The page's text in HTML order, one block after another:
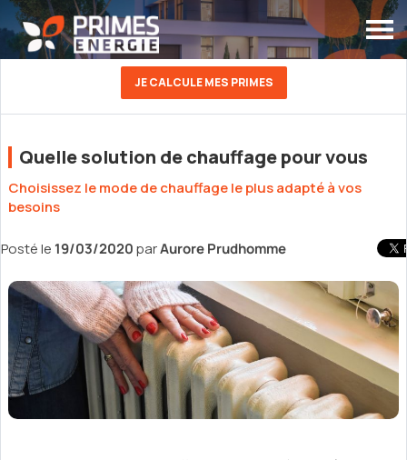
JE CALCULE MES PRIMES
Quelle solution de chauffage pour vous
Choisissez le mode de chauffage le plus adapté à vos
besoins
Posté le 19/03/2020parAurore Prudhomme